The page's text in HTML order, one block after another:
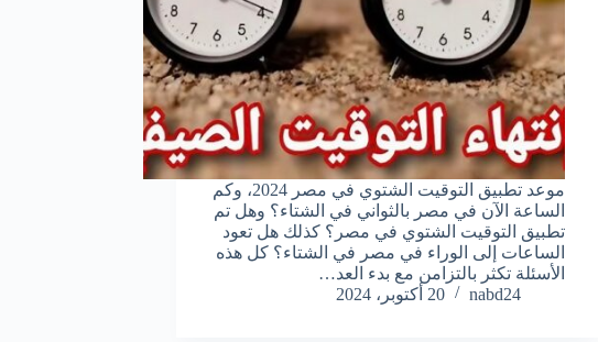
موعد تطبيق التوقيت الشتوي في مصر 2024، وكم
الساعة الآن في مصر بالثواني في الشتاء؟ وهل تم
تطبيق التوقيت الشتوي في مصر؟ كذلك هل تعود
الساعات إلى الوراء في مصر في الشتاء؟ كل هذه
الأسئلة تكثر بالتزامن مع بدء العد…
nabd24
20 أكتوبر، 2024